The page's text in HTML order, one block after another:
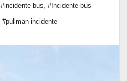
#incidente bus, #Incidente bus
#pullman incidente